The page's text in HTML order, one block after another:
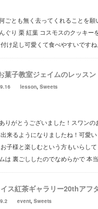
ごとも無く去ってくれることを願
ぐり 栗 紅葉 コスモスのクッキー
け足し可愛くて食べやすいです
菓子教室ジェイムのレッスン
lesson, Sweets
りがとうございました！スワンの
来るようになりましたね！可愛い
子様と楽しむという方もいらし
は 裏ごししたのでなめらかで 本
ス紅茶ギャラリー20thアフ
event, Sweets